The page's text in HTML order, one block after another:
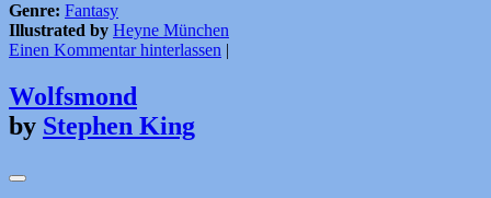
Genre: Fantasy
Illustrated by Heyne München
Einen Kommentar hinterlassen |
Wolfsmond
by Stephen King